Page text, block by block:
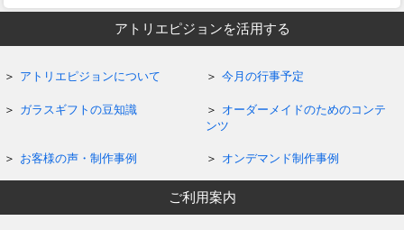
アトリエピジョンを活用する
アトリエピジョンについて 今月の行事予定
ガラスギフトの豆知識
オーダーメイドのためのコンテ
ンツ
お客様の声・制作事例 オンデマンド制作事例
ご利用案内